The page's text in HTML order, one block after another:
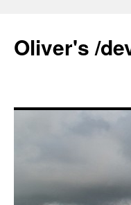
content
Oliver's /